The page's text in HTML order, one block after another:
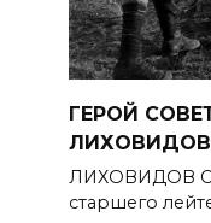
ГЕРОЙ
ЛИХОВИДОВ
старшего